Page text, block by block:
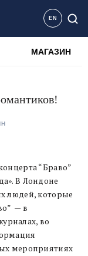
EN
МАГАЗИН
“Браво”
В Лондоне
людей, которые
— в
во
мероприятиях